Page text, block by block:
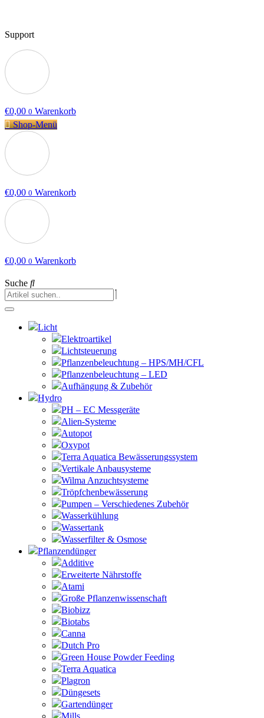
Support
€0,00 0 Warenkorb
Shop-Menü
€0,00 0 Warenkorb
€0,00 0 Warenkorb
Suche
Licht
Elektroartikel
Lichtsteuerung
Pflanzenbeleuchtung – HPS/MH/CFL
Pflanzenbeleuchtung – LED
Aufhängung & Zubehör
Hydro
PH – EC Messgeräte
Alien-Systeme
Autopot
Oxypot
Terra Aquatica Bewässerungssystem
Vertikale Anbausysteme
Wilma Anzuchtsysteme
Tröpfchenbewässerung
Pumpen – Verschiedenes Zubehör
Wasserkühlung
Wassertank
Wasserfilter & Osmose
Pflanzendünger
Additive
Erweiterte Nährstoffe
Atami
Große Pflanzenwissenschaft
Biobizz
Biotabs
Canna
Dutch Pro
Green House Powder Feeding
Terra Aquatica
Plagron
Düngesets
Gartendünger
Mills